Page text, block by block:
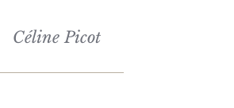
Céline Picot